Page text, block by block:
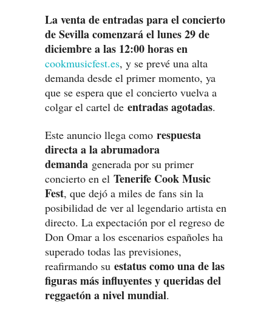
La venta de entradas para el concierto
de Sevilla comenzará el lunes 29 de
diciembre a las 12:00 horas en
cookmusicfest.es, y se prevé una alta
demanda desde el primer momento, ya
que se espera que el concierto vuelva a
colgar el cartel de entradas agotadas.
Este anuncio llega como respuesta
directa a la abrumadora
demanda generada por su primer
concierto en el Tenerife Cook Music
Fest, que dejó a miles de fans sin la
posibilidad de ver al legendario artista en
directo. La expectación por el regreso de
Don Omar a los escenarios españoles ha
superado todas las previsiones,
reafirmando su estatus como una de las
figuras más influyentes y queridas del
reggaetón a nivel mundial.